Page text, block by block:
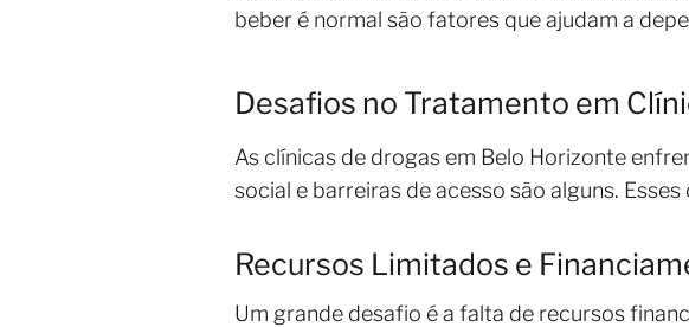
beber é normal são fatores que ajudam a
Desafios no Tratamento em
As clínicas de drogas em Belo Horizonte
social e barreiras de acesso são alguns.
Recursos Limitados e
Um grande desafio é a falta de recursos